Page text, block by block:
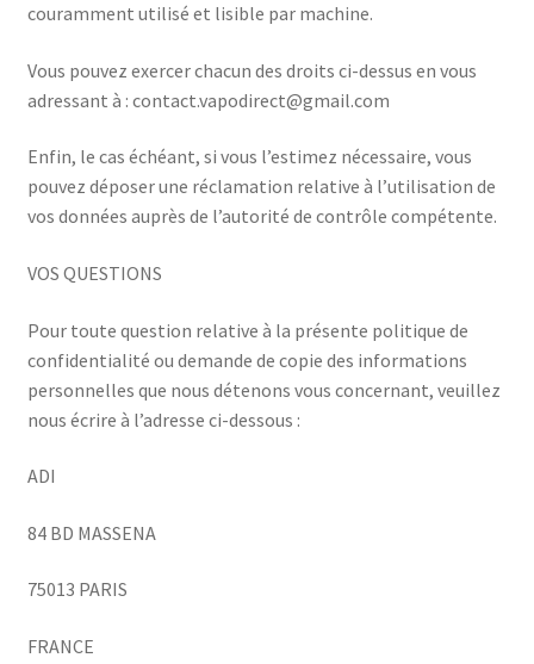
couramment utilisé et lisible par machine.
Vous pouvez exercer chacun des droits ci-dessus en vous
adressant à : contact.vapodirect@gmail.com
Enfin, le cas échéant, si vous l’estimez nécessaire, vous
pouvez déposer une réclamation relative à l’utilisation de
vos données auprès de l’autorité de contrôle compétente.
VOS QUESTIONS
Pour toute question relative à la présente politique de
confidentialité ou demande de copie des informations
personnelles que nous détenons vous concernant, veuillez
nous écrire à l’adresse ci-dessous :
ADI
84 BD MASSENA
75013 PARIS
FRANCE